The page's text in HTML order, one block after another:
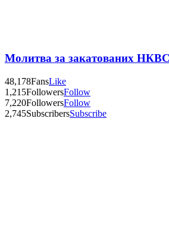
Молитва за закатованих
48,178FansLike
1,215FollowersFollow
7,220FollowersFollow
2,745SubscribersSubscribe